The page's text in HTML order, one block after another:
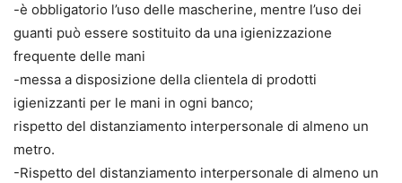
-è obbligatorio l’uso delle mascherine, mentre l’uso dei
guanti può essere sostituito da una igienizzazione
frequente delle mani
-messa a disposizione della clientela di prodotti
igienizzanti per le mani in ogni banco;
rispetto del distanziamento interpersonale di almeno un
metro.
-Rispetto del distanziamento interpersonale di almeno un